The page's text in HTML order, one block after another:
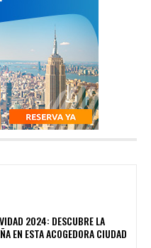
2024: DESCUBRE LA
EN ESTA ACOGEDORA CIUDAD